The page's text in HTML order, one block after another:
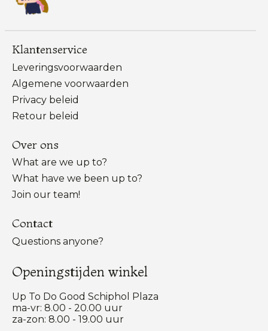
Klantenservice
Leveringsvoorwaarden
Algemene voorwaarden
Privacy beleid
Retour beleid
Over ons
What are we up to?
What have we been up to?
Join our team!
Contact
Questions anyone?
Openingstijden winkel
Up To Do Good Schiphol Plaza
ma-vr: 8.00 - 20.00 uur
za-zon: 8.00 - 19.00 uur